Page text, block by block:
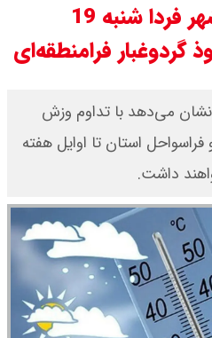
پیش بینی هوای بوشهر فردا شنبه 19
گردوغبار فرامنطقه‌ای
می‌دهد با تداوم وزش
استان تا اوایل هفته
داشت.